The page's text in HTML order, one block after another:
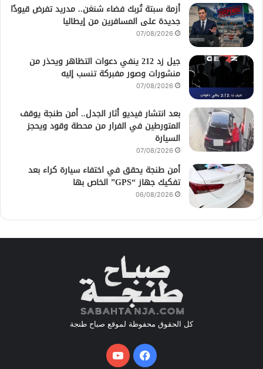
أزمة سبتة تُربك فضاء شنغن.. مدريد تفرض قيودًا
جديدة على المسافرين من إيطاليا
07/08/2026
جيل زد 212 ينفي دعوات التظاهر ويحذر من
منشورات وصور مفبركة تنسب إليه
07/08/2026
بعد انتشار فيديو أثار الجدل.. أمن طنجة يوقف
المتورطين في الفرار من محطة وقود ويحجز
السيارة
07/08/2026
أمن طنجة يحقق في اختفاء سيارة كراء بعد
تفكيك جهاز “GPS” الخاص بها
06/08/2026
كل الحقوق محفوظة لموقع صباح طنجة
فيسبوكيوتيوب